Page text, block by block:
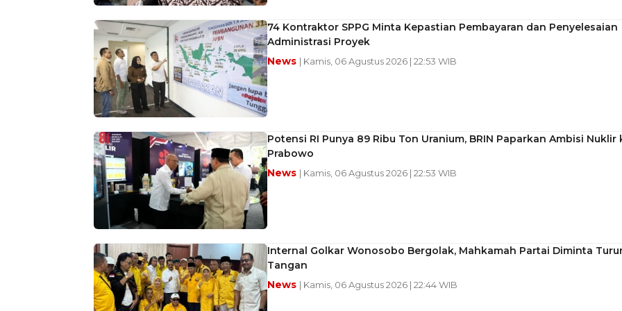
74 Kontraktor SPPG Minta Kepastian Pembayaran dan Penyelesaian
Administrasi Proyek
News | Kamis, 06 Agustus 2026 | 22:53 WIB
Potensi RI Punya 89 Ribu Ton Uranium, BRIN Paparkan Ambisi Nuklir
Prabowo
News | Kamis, 06 Agustus 2026 | 22:53 WIB
Internal Golkar Wonosobo Bergolak, Mahkamah Partai Diminta
Tangan
News | Kamis, 06 Agustus 2026 | 22:44 WIB